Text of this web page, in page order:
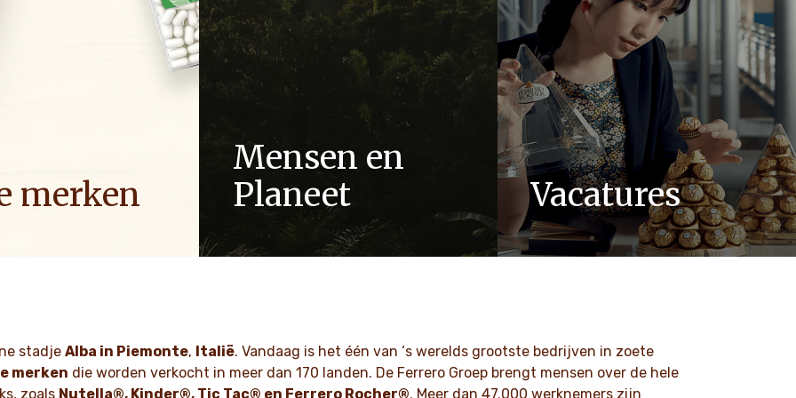
merken
MEER
Mensen en
Planeet
Als een familiebedrijf zijn waarden zoals
respect, integriteit en innovatie
ONTDEK MEER
Vacatures
Bij Ferrero weten we dat onze
producten geliefd zijn bij miljoenen
ONTDEK MEER
stadjeAlba in Piemonte, Italië. Vandaag is het één van ‘s werelds grootste bedrijven in zoete
merken die worden verkocht in meer dan 170 landen. De Ferrero Groep brengt mensen over de hele
zoals Nutella®, Kinder®, Tic Tac® en Ferrero Rocher®. Meer dan 47.000 werknemers zijn